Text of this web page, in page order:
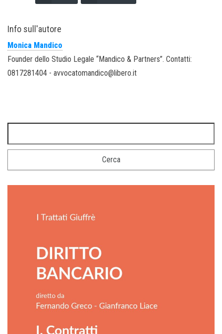
Info sull'autore
Monica Mandico
Founder dello Studio Legale “Mandico & Partners”. Contatti:
0817281404 - avvocatomandico@libero.it